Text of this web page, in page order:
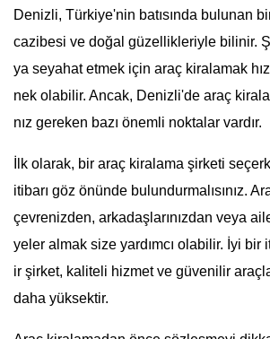
Denizli, Türkiye'nin batısında bulunan
cazibesi ve doğal güzellikleriyle bilinir.
ya seyahat etmek için araç kiralamak
nek olabilir. Ancak, Denizli'de araç
nız gereken bazı önemli noktalar vardır.
İlk olarak, bir araç kiralama şirketi
itibarı göz önünde bulundurmalısınız.
çevrenizden, arkadaşlarınızdan veya
yeler almak size yardımcı olabilir. İyi bir
ir şirket, kaliteli hizmet ve güvenilir
daha yüksektir.